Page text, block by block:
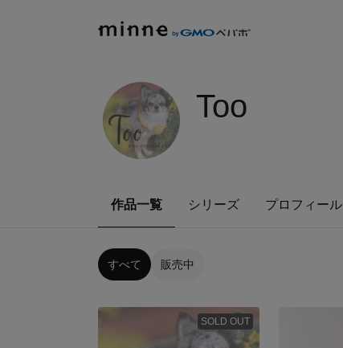
Too
作品一覧 シリーズ プロフィール
すべて 販売中
SOLD OUT